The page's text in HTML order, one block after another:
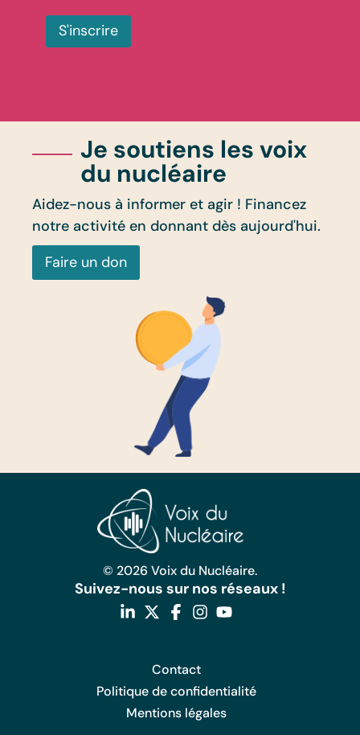
S'inscrire
Je soutiens les voix
du nucléaire
Aidez-nous à informer et agir ! Financez
notre activité en donnant dès aujourd'hui.
Faire un don
© 2026 Voix du Nucléaire.
Suivez-nous sur nos réseaux !
Contact
Politique de confidentialité
Mentions légales